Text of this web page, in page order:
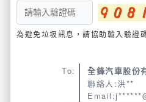
為避免垃圾訊息，請協助輸入驗證
To:
全鋒汽車股份
聯絡人:洪**